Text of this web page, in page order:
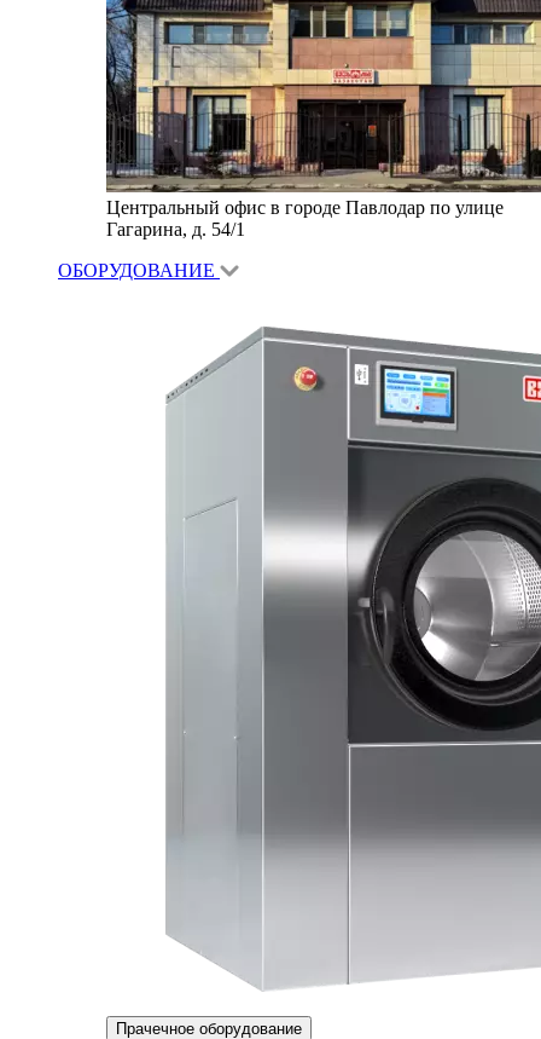
Центральный офис в городе Павлодар по улице
Гагарина, д. 54/1
ОБОРУДОВАНИЕ
Прачечное оборудование